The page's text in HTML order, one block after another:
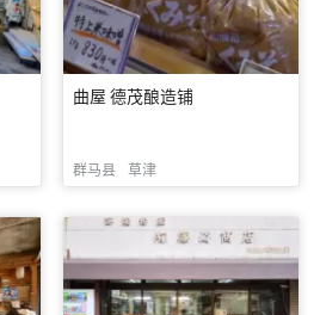
曲屋 德茂酿造铺
群马县 草津